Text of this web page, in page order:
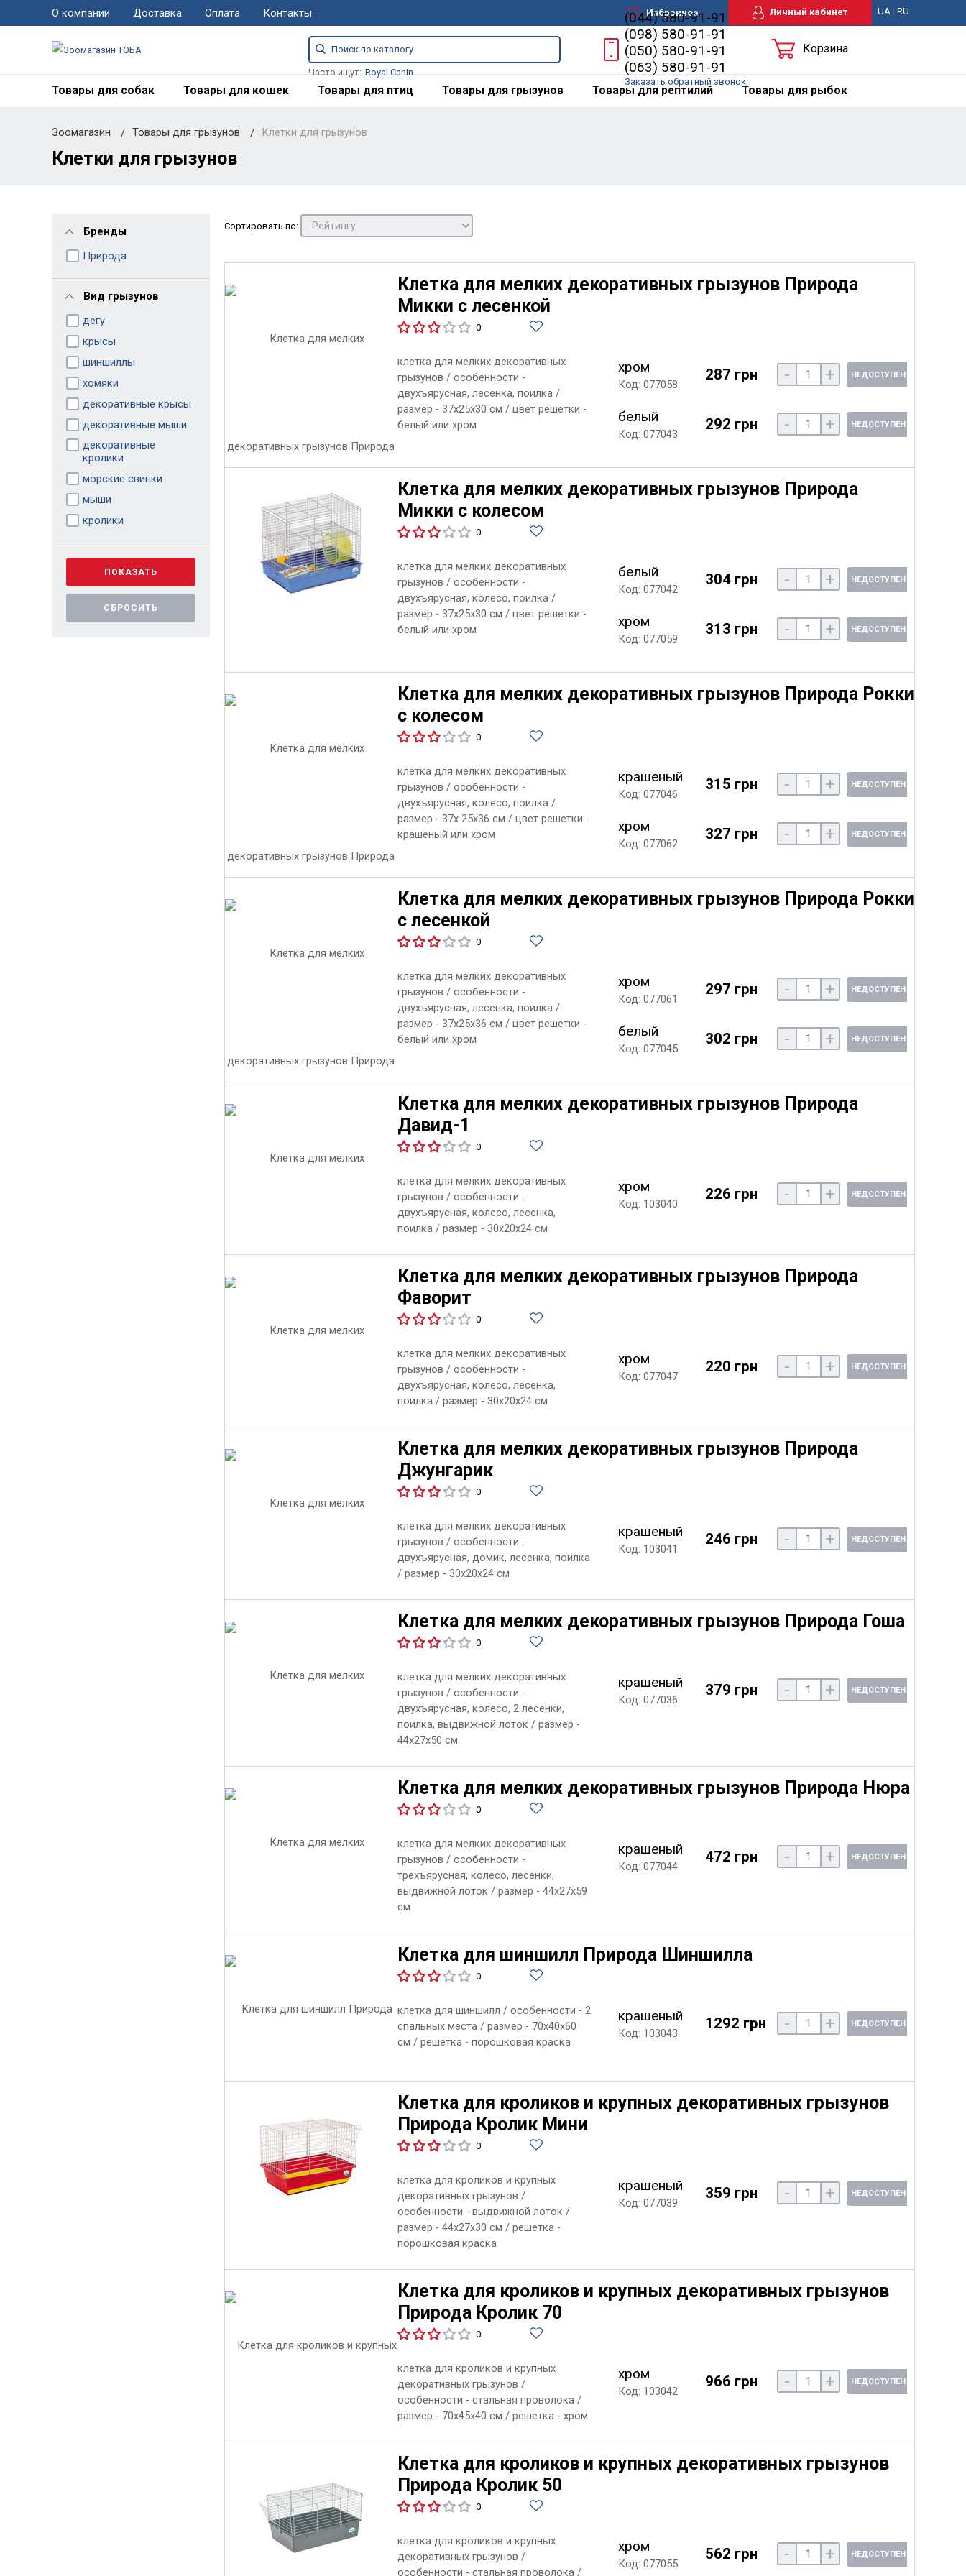
О компании Доставка Оплата Контакты Избранное Личный кабинет UA| RU
Часто ищут: Royal Canin
(044) 580-91-91
(098) 580-91-91
(050) 580-91-91
(063) 580-91-91
Заказать обратный звонок
Корзина
Товары для собак Товары для кошек Товары для птиц Товары для грызунов Товары для рептилий Товары для рыбок
Зоомагазин Товары для грызунов Клетки для грызунов
Клетки для грызунов
Бренды
Природа
Вид грызунов
дегу
крысы
шиншиллы
хомяки
декоративные крысы
декоративные мыши
декоративные
кролики
морские свинки
мыши
кролики
ПОКАЗАТЬ
СБРОСИТЬ
Сортировать по:
Клетка для мелких декоративных грызунов Природа
Микки с лесенкой
0
клетка для мелких декоративных
грызунов / особенности -
двухъярусная, лесенка, поилка /
размер - 37х25х30 см / цвет решетки -
белый или хром
хром
Код: 077058
287 грн - + НЕДОСТУПЕН
белый
Код: 077043
292 грн - + НЕДОСТУПЕН
Клетка для мелких декоративных грызунов Природа
Микки с колесом
0
клетка для мелких декоративных
грызунов / особенности -
двухъярусная, колесо, поилка /
размер - 37х25х30 см / цвет решетки -
белый или хром
белый
Код: 077042
304 грн - + НЕДОСТУПЕН
хром
Код: 077059
313 грн - + НЕДОСТУПЕН
Клетка для мелких декоративных грызунов Природа Рокки
с колесом
0
клетка для мелких декоративных
грызунов / особенности -
двухъярусная, колесо, поилка /
размер - 37х 25х36 см / цвет решетки -
крашеный или хром
крашеный
Код: 077046
315 грн - + НЕДОСТУПЕН
хром
Код: 077062
327 грн - + НЕДОСТУПЕН
Клетка для мелких декоративных грызунов Природа Рокки
с лесенкой
0
клетка для мелких декоративных
грызунов / особенности -
двухъярусная, лесенка, поилка /
размер - 37х25х36 см / цвет решетки -
белый или хром
хром
Код: 077061
297 грн - + НЕДОСТУПЕН
белый
Код: 077045
302 грн - + НЕДОСТУПЕН
Клетка для мелких декоративных грызунов Природа
Давид-1
0
клетка для мелких декоративных
грызунов / особенности -
двухъярусная, колесо, лесенка,
поилка / размер - 30х20х24 см
хром
Код: 103040
226 грн - + НЕДОСТУПЕН
Клетка для мелких декоративных грызунов Природа
Фаворит
0
клетка для мелких декоративных
грызунов / особенности -
двухъярусная, колесо, лесенка,
поилка / размер - 30х20х24 см
хром
Код: 077047
220 грн - + НЕДОСТУПЕН
Клетка для мелких декоративных грызунов Природа
Джунгарик
0
клетка для мелких декоративных
грызунов / особенности -
двухъярусная, домик, лесенка, поилка
/ размер - 30х20х24 см
крашеный
Код: 103041
246 грн - + НЕДОСТУПЕН
Клетка для мелких декоративных грызунов Природа Гоша
0
клетка для мелких декоративных
грызунов / особенности -
двухъярусная, колесо, 2 лесенки,
поилка, выдвижной лоток / размер -
44х27х50 см
крашеный
Код: 077036
379 грн - + НЕДОСТУПЕН
Клетка для мелких декоративных грызунов Природа Нюра
0
клетка для мелких декоративных
грызунов / особенности -
трехъярусная, колесо, лесенки,
выдвижной лоток / размер - 44х27х59
см
крашеный
Код: 077044
472 грн - + НЕДОСТУПЕН
Клетка для шиншилл Природа Шиншилла
0
клетка для шиншилл / особенности - 2
спальных места / размер - 70х40х60
см / решетка - порошковая краска
крашеный
Код: 103043
1292 грн - + НЕДОСТУПЕН
Клетка для кроликов и крупных декоративных грызунов
Природа Кролик Мини
0
клетка для кроликов и крупных
декоративных грызунов /
особенности - выдвижной лоток /
размер - 44х27х30 см / решетка -
порошковая краcка
крашеный
Код: 077039
359 грн - + НЕДОСТУПЕН
Клетка для кроликов и крупных декоративных грызунов
Природа Кролик 70
0
клетка для кроликов и крупных
декоративных грызунов /
особенности - стальная проволока /
размер - 70х45х40 см / решетка - хром
хром
Код: 103042
966 грн - + НЕДОСТУПЕН
Клетка для кроликов и крупных декоративных грызунов
Природа Кролик 50
0
клетка для кроликов и крупных
декоративных грызунов /
особенности - стальная проволока /
хром
Код: 077055
562 грн - + НЕДОСТУПЕН